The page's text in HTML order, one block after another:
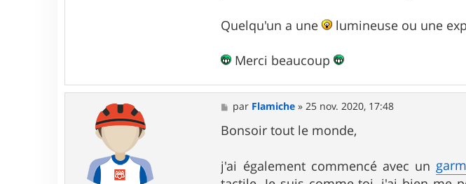
Quelqu'un a une lumineuse ou une
Merci beaucoup
M
e
s
s
g
e
par Flamiche »25 nov. 2020, 17:48
Bonsoir tout le monde,
j'ai également commencé avec un